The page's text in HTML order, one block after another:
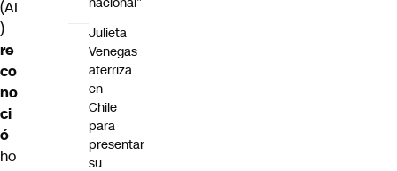
(AI
)
re
co
no
ci
ó
ho
Julieta
Venegas
aterriza
en
Chile
para
presentar
su